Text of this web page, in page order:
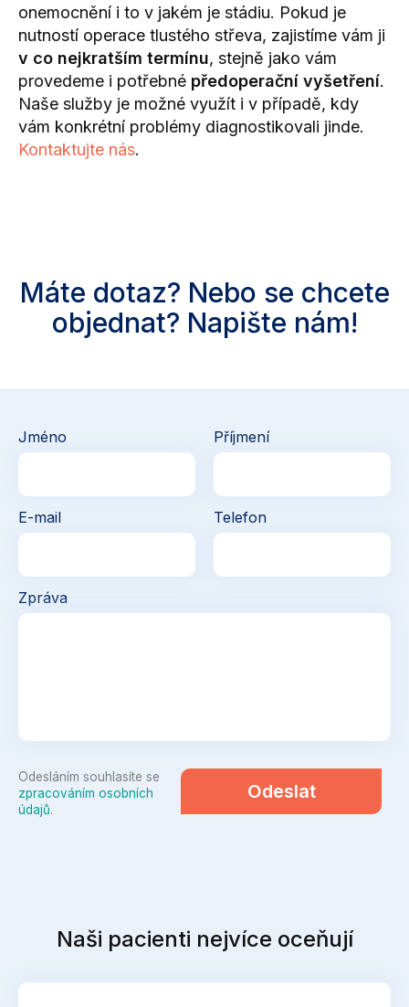
onemocnění i to v jakém je stádiu. Pokud je
nutností operace tlustého střeva, zajistíme vám ji
v co nejkratším termínu, stejně jako vám
provedeme i potřebné předoperační vyšetření.
Naše služby je možné využít i v případě, kdy
vám konkrétní problémy diagnostikovali jinde.
Kontaktujte nás.
Máte dotaz? Nebo se chcete
objednat? Napište nám!
Naši pacienti nejvíce oceňují
Jméno Příjmení
E-mail Telefon
Zpráva
Odesláním souhlasíte se
zpracováním osobních
údajů.
Odeslat